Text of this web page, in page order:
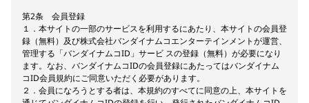
第2条 会員登録
１．本サイトの一部のサービスを利用するにあたり、本サイトの会員登
録（無料）及び株式会社バンダイナムコエンターテインメントが運営、
管理する「バンダイナムコID」サービ スの登録（無料）が必要になり
ます。なお、バンダイナムコIDの会員登録にあたってはバンダイナム
コID会員規約にご同意いただく必要があります。
２．会員になろうとする者は、本規約のすべてに同意の上、本サイトを